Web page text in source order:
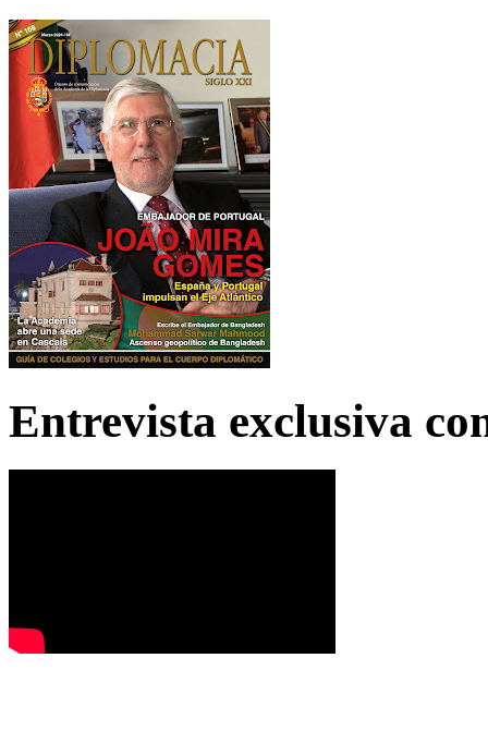
Entrevista exclusiva